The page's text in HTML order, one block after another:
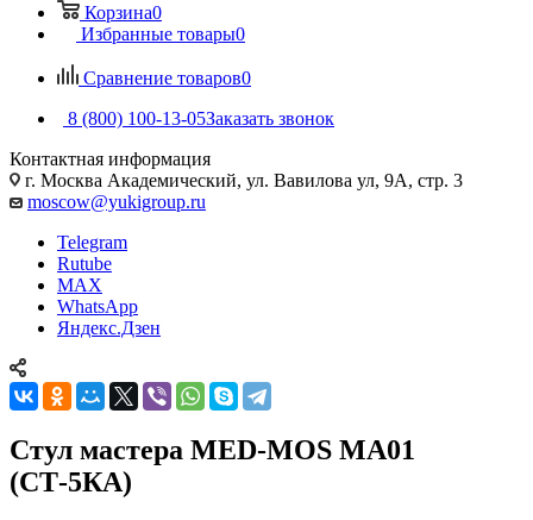
Корзина0
Избранные товары0
Сравнение товаров0
8 (800) 100-13-05Заказать звонок
Контактная информация
г. Москва Академический, ул. Вавилова ул, 9А, стр. 3
moscow@yukigroup.ru
Telegram
Rutube
MAX
WhatsApp
Яндекс.Дзен
Стул мастера MED-MOS МА01
(СТ-5КА)